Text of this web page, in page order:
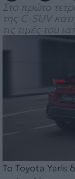
Στο πρώτο
της C-SUV
τις τιμές του
Το Toyota Yaris